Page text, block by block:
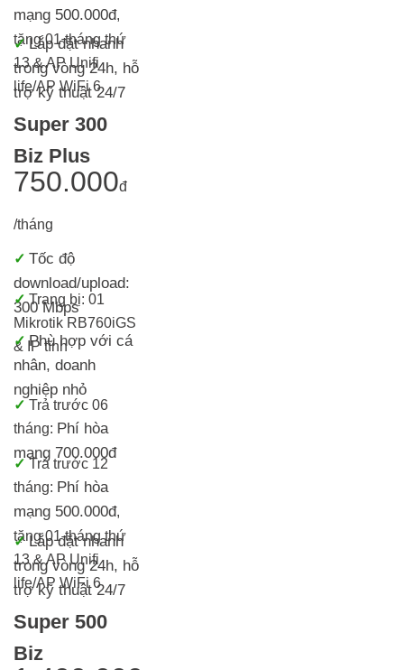
mạng 500.000đ,
tặng 01 tháng thứ
13 & AP Unifi
life/AP WiFi 6
✓ Lắp đặt nhanh
trong vòng 24h, hỗ
trợ kỹ thuật 24/7
Super 300
Biz Plus
750.000đ
/tháng
✓ Tốc độ
download/upload:
300 Mbps
✓Trang bị: 01
Mikrotik RB760iGS
& IP tĩnh
✓Phù hợp với cá
nhân, doanh
nghiệp nhỏ
✓ Trả trước 06
tháng: Phí hòa
mạng 700.000đ
✓ Trả trước 12
tháng: Phí hòa
mạng 500.000đ,
tặng 01 tháng thứ
13 & AP Unifi
life/AP WiFi 6
✓Lắp đặt nhanh
trong vòng 24h, hỗ
trợ kỹ thuật 24/7
Super 500
Biz